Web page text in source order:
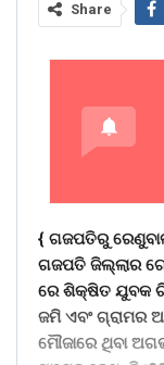
Share
{ ଗଜପତିରୁ
ଗଜପତି ଜିଲ୍ଲାର
ରେ ଶିକ୍ଷିତ ଯୁବକ
ଜମି ଏବଂ ଗ୍ରାମର
ମୌଜାରେ ଥିବା